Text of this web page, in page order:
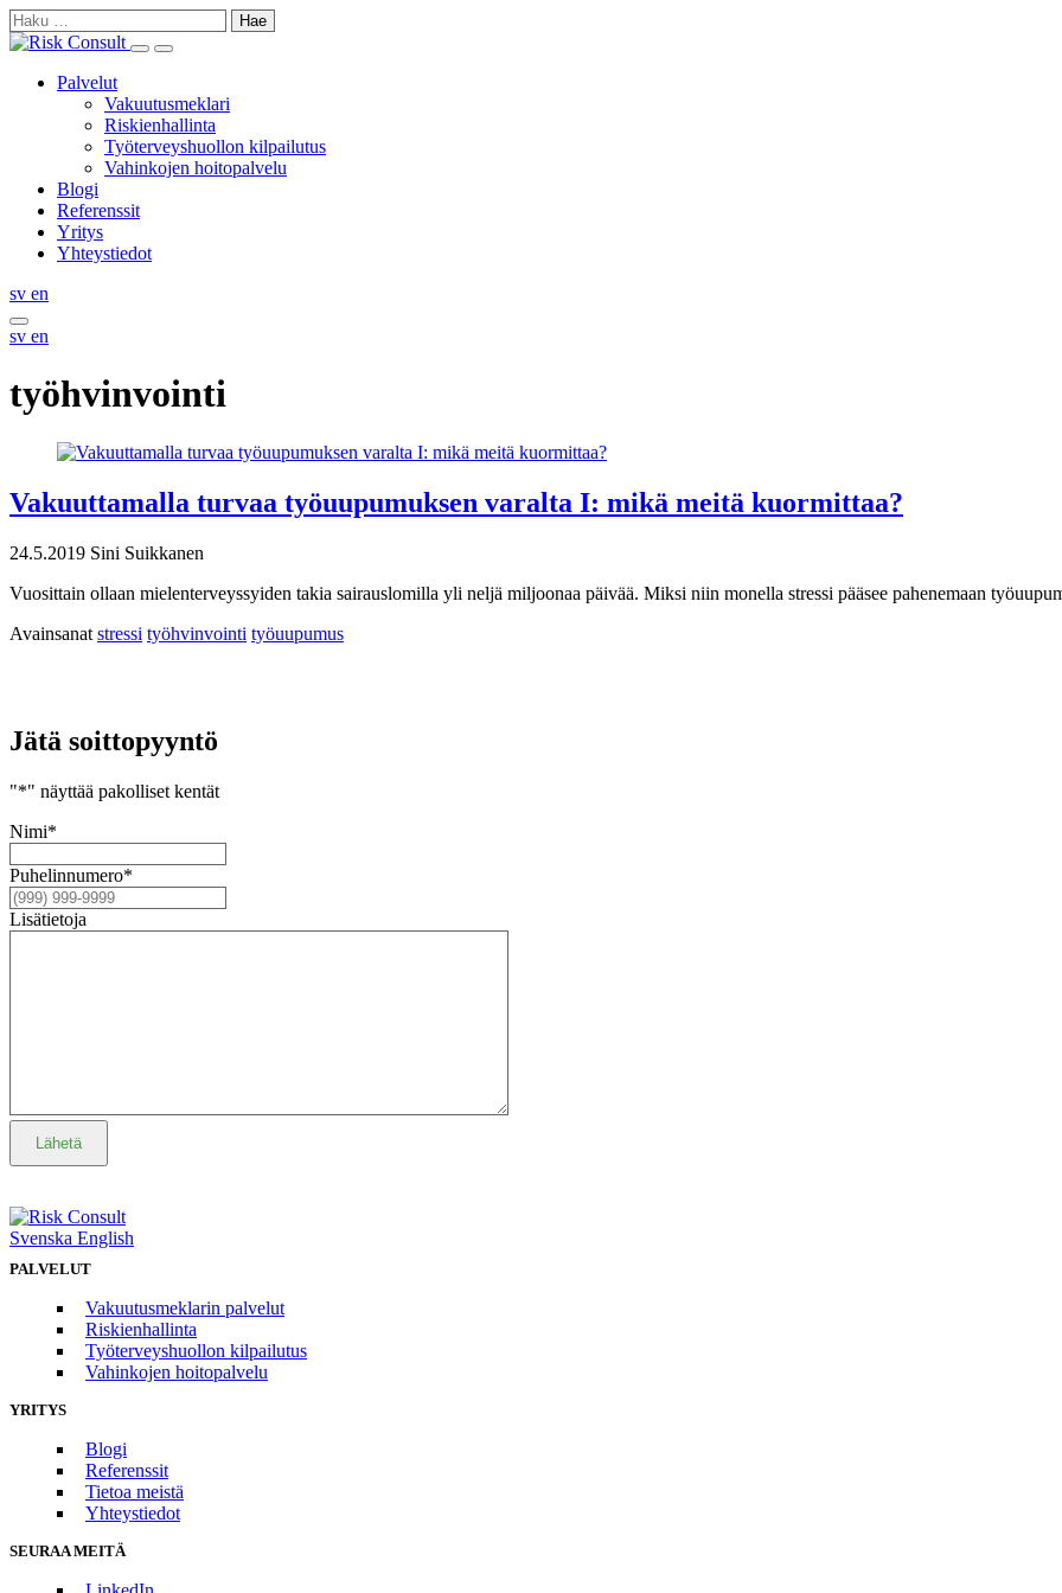
Skip
to
Haku:
SearchShow
Palvelut
Vakuutusmeklari
Riskienhallinta
Työterveyshuollon kilpailutus
Vahinkojen hoitopalvelu
Blogi
Referenssit
Yritys
Yhteystiedot
sv Svenska
en
Search
this
sv Svenska
en
työhvinvointi
Vakuuttamalla turvaa työuupumuksen varalta I: mikä meitä kuormittaa?
24.5.2019 Sini Suikkanen
Vuosittain ollaan mielenterveyssyiden takia sairauslomilla yli neljä miljoonaa päivää. Miksi niin monella stressi pääsee pahenemaan
Avainsanat stressi työhvinvointi työuupumus
Jätä soittopyyntö
"*" näyttää pakolliset kentät
Nimi*
Puhelin­numero*
Lisä­tietoja
Lähetä
Svenska English
PALVELUT
Vakuutusmeklarin palvelut
Riskienhallinta
Työterveyshuollon kilpailutus
Vahinkojen hoitopalvelu
YRITYS
Blogi
Referenssit
Tietoa meistä
Yhteystiedot
SEURAA MEITÄ